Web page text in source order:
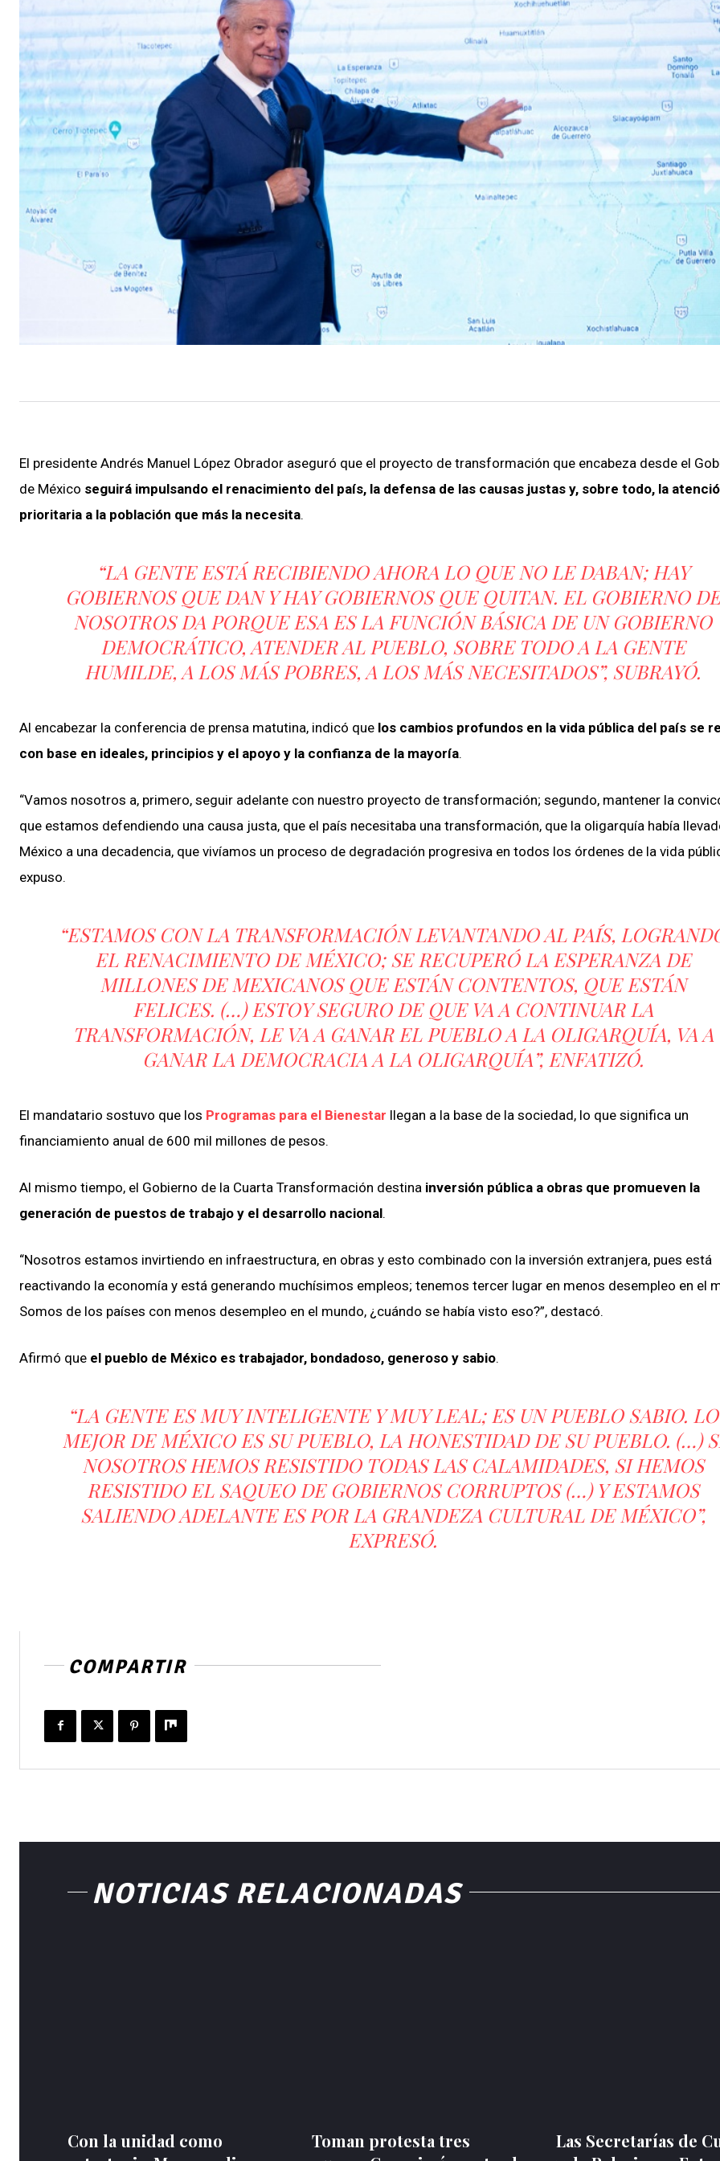
El presidente Andrés Manuel López Obrador aseguró que el proyecto de transformación que encabeza desde el
de México seguirá impulsando el renacimiento del país, la defensa de las causas justas y, sobre todo, la
prioritaria a la población que más la necesita.
“LA GENTE ESTÁ RECIBIENDO AHORA LO QUE NO LE DABAN; HAY
GOBIERNOS QUE DAN Y HAY GOBIERNOS QUE QUITAN. EL GOBIERNO DE
NOSOTROS DA PORQUE ESA ES LA FUNCIÓN BÁSICA DE UN GOBIERNO
DEMOCRÁTICO, ATENDER AL PUEBLO, SOBRE TODO A LA GENTE
HUMILDE, A LOS MÁS POBRES, A LOS MÁS NECESITADOS”, SUBRAYÓ.
Al encabezar la conferencia de prensa matutina, indicó que los cambios profundos en la vida pública del país se
con base en ideales, principios y el apoyo y la confianza de la mayoría.
“Vamos nosotros a, primero, seguir adelante con nuestro proyecto de transformación; segundo, mantener la
que estamos defendiendo una causa justa, que el país necesitaba una transformación, que la oligarquía había
México a una decadencia, que vivíamos un proceso de degradación progresiva en todos los órdenes de la vida
expuso.
“ESTAMOS CON LA TRANSFORMACIÓN LEVANTANDO AL PAÍS,
EL RENACIMIENTO DE MÉXICO; SE RECUPERÓ LA ESPERANZA DE
MILLONES DE MEXICANOS QUE ESTÁN CONTENTOS, QUE ESTÁN
FELICES. (…) ESTOY SEGURO DE QUE VA A CONTINUAR LA
TRANSFORMACIÓN, LE VA A GANAR EL PUEBLO A LA OLIGARQUÍA, VA A
GANAR LA DEMOCRACIA A LA OLIGARQUÍA”, ENFATIZÓ.
El mandatario sostuvo que los Programas para el Bienestar llegan a la base de la sociedad, lo que significa un
financiamiento anual de 600 mil millones de pesos.
Al mismo tiempo, el Gobierno de la Cuarta Transformación destina inversión pública a obras que promueven la
generación de puestos de trabajo y el desarrollo nacional.
“Nosotros estamos invirtiendo en infraestructura, en obras y esto combinado con la inversión extranjera, pues está
reactivando la economía y está generando muchísimos empleos; tenemos tercer lugar en menos desempleo en el
Somos de los países con menos desempleo en el mundo, ¿cuándo se había visto eso?”, destacó.
Afirmó que el pueblo de México es trabajador, bondadoso, generoso y sabio.
“LA GENTE ES MUY INTELIGENTE Y MUY LEAL; ES UN PUEBLO SABIO. LO
MEJOR DE MÉXICO ES SU PUEBLO, LA HONESTIDAD DE SU PUEBLO. (…)
NOSOTROS HEMOS RESISTIDO TODAS LAS CALAMIDADES, SI HEMOS
RESISTIDO EL SAQUEO DE GOBIERNOS CORRUPTOS (…) Y ESTAMOS
SALIENDO ADELANTE ES POR LA GRANDEZA CULTURAL DE MÉXICO”,
EXPRESÓ.
COMPARTIR
NOTICIAS RELACIONADAS
Con la unidad como
Toman protesta tres
Las Secretarías de